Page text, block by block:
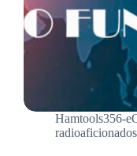
por
Hamtools356-
radioaficionados